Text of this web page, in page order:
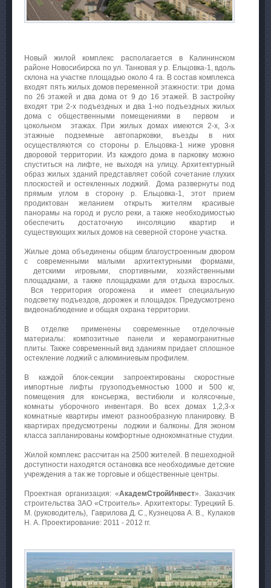
Новый жилой комплекс располагается в Калининском
районе Новосибирска по ул. Танковая у р. Ельцовка-1, вдоль
склона на участке площадью около 4 га. В состав комплекса
входят пять жилых домов переменной этажности: три дома
по 26 этажей и два дома от 9 до 16 этажей. В застройку
входят три 2-х подъездных и два 1-но подъездных жилых
дома с общественными помещениями в первом и
цокольном этажах. При жилых домах имеются 2-х, 3-х
этажные подземные автопарковки, въезды в них
осуществляются со стороны р. Ельцовка-1 ниже уровня
дворовой территории. Из каждого дома в парковку можно
спуститься на лифте, не выходя на улицу. Архитектурный
образ жилых зданий представляет собой сочетание глухих
плоскостей и остекленных лоджий. Дома развернуты под
прямым углом в сторону р. Ельцовка-1, этот прием
продиктован желанием открыть жителям красивые
панорамы на город и русло реки, а также необходимостью
обеспечить достаточную инсоляцию квартир и
существующих жилых домов на северной стороне участка.
Жилые дома объединены общим благоустроенным двором
с современными малыми архитектурными формами,
детскими игровыми, спортивными, хозяйственными
площадками, а также площадками для отдыха взрослых.
Вся территория огорожена и имеет специальную
подсветку подъездов, дорожек и площадок. Предусмотрено
видеонаблюдение и общая охрана территории.
В отделке применены современные отделочные
материалы: композитные панели и керамогранитные
плиты. Также современный вид зданиям придает сплошное
остекление лоджий с алюминиевым профилем.
В каждой блок-секции запроектированы скоростные
импортные лифты грузоподъемностью 1000 и 500 кг,
помещения для консьержа, вестибюли и колясочные,
комнаты уборочного инвентаря. Во всех домах 1,2,3-х
комнатные квартиры имеют разнообразную планировку. В
квартирах предусмотрены лоджии и балконы. Для эконом
класса запланированы комфортные однокомнатные студии.
Жилой комплекс рассчитан на 2500 жителей. В пешеходной
доступности находятся остановка все необходимые детские
учреждения а так же торговые и общественные центры.
Проектная организация: «АкадемСтройИнвест». Заказчик
строительства ЗАО «Строитель». Архитекторы: Турецкий Б.
М. (руководитель), Гаврилова Д. С., Кузнецова А. В., Кулаков
Н. А. Проектирование: 2011 - 2012 гг.